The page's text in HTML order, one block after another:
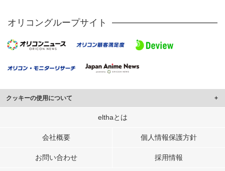
オリコングループサイト
クッキーの使用について
このサイトでは Cookie を使用して、ユーザーに合わせたコンテンツや広告の
行っています。
メディアや広告配信、データ解析の各パートナーに提供しています。
elthaとは
会社概要 個人情報保護方針
お問い合わせ 採用情報